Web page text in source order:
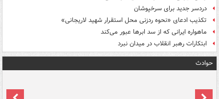
دردسر جدید برای سرخپوشان
تکذیب ادعای «نحوه ردزنی محل استقرار شهید لاریجانی»
ماهواره ایرانی که از سد ابرها عبور می‌کند
ابتکارات رهبر انقلاب در میدان نبرد
حوادث